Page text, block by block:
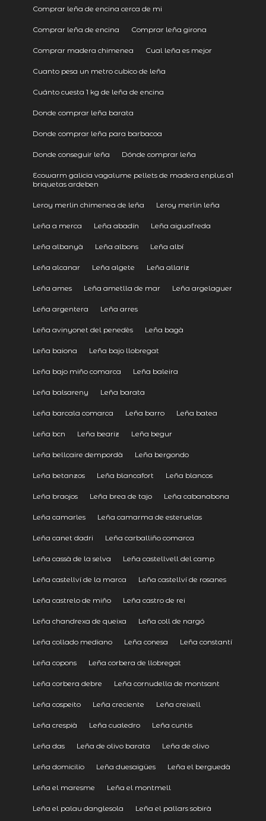
Comprar leña de encina cerca de mi
Comprar leña de encina Comprar leña girona
Comprar madera chimenea Cual leña es mejor
Cuanto pesa un metro cubico de leña
Cuánto cuesta 1 kg de leña de encina
Donde comprar leña barata
Donde comprar leña para barbacoa
Donde conseguir leña Dónde comprar leña
Ecowarm galicia vagalume pellets de madera enplus a1
briquetas ardeben
Leroy merlin chimenea de leña Leroy merlin leña
Leña a merca Leña abadín Leña aiguafreda
Leña albanyà Leña albons Leña albí
Leña alcanar Leña algete Leña allariz
Leña ames Leña ametlla de mar Leña argelaguer
Leña argentera Leña arres
Leña avinyonet del penedès Leña bagà
Leña baiona Leña bajo llobregat
Leña bajo miño comarca Leña baleira
Leña balsareny Leña barata
Leña barcala comarca Leña barro Leña batea
Leña bcn Leña beariz Leña begur
Leña bellcaire dempordà Leña bergondo
Leña betanzos Leña blancafort Leña blancos
Leña braojos Leña brea de tajo Leña cabanabona
Leña camarles Leña camarma de esteruelas
Leña canet dadri Leña carballiño comarca
Leña cassà de la selva Leña castellvell del camp
Leña castellví de la marca Leña castellví de rosanes
Leña castrelo de miño Leña castro de rei
Leña chandrexa de queixa Leña coll de nargó
Leña collado mediano Leña conesa Leña constantí
Leña copons Leña corbera de llobregat
Leña corbera debre Leña cornudella de montsant
Leña cospeito Leña creciente Leña creixell
Leña crespià Leña cualedro Leña cuntis
Leña das Leña de olivo barata Leña de olivo
Leña domicilio Leña duesaigües Leña el berguedà
Leña el maresme Leña el montmell
Leña el palau danglesola Leña el pallars sobirà